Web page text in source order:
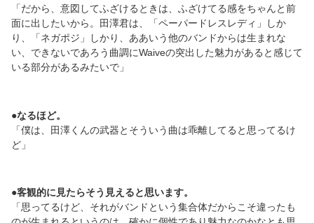
「だから、意図してふざけるときは、ふざけてる感をちゃんと前
面に出したいから。田澤君は、「ペーパードレスレディ」しか
り、「ネガポジ」しかり、ああいう他のバンドからは生まれな
い、できないであろう曲調にWaiveの突出した魅力があると感じて
いる部分があるみたいで」
●なるほど。
「僕は、田澤くんの武器とそういう曲は乖離してると思ってるけ
ど」
●客観的に見たらそう見えると思います。
「思ってるけど、それがバンドという集合体だからこそ違ったも